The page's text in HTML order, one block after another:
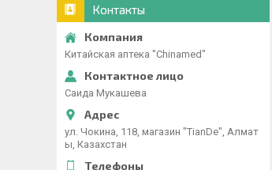
Контакты
Китайская аптека "Chinamed"
Саида Мукашева
ул. Чокина, 118, магазин "TianDe", Алмат
ы, Казахстан